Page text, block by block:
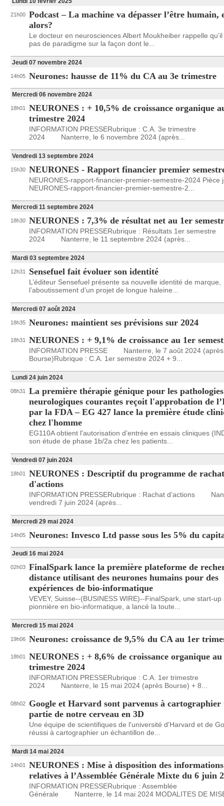
21h00 Podcast – La machine va dépasser l’être humain,
alors?
Le docteur en neurosciences Albert Moukheiber rappelle qu’il
pas de paradigme sur la façon dont le...
Jeudi 07 novembre 2024
14h05 Neurones: hausse de 11% du CA au 3e trimestre
Mercredi 06 novembre 2024
18h01
NEURONES : + 10,5% de croissance organique
trimestre 2024
INFORMATION PRESSERubrique : C.A. 3e trimestre
2024 Nanterre, le 6 novembre 2024 (après...
Vendredi 13 septembre 2024
15h30 NEURONES - Rapport financier premier
NEURONES-rapport-financier-premier-semestre-2024 Pièce
NEURONES-rapport-financier-premier-semestre-2...
Mercredi 11 septembre 2024
18h30 NEURONES : 7,3% de résultat net au 1er
INFORMATION PRESSERubrique : Résultats 1er semestre
2024 Nanterre, le 11 septembre 2024 (après...
Mardi 03 septembre 2024
12h31 Sensefuel fait évoluer son identité
L’éditeur Sensefuel présente sa nouvelle identité de marque,
l’aboutissement d’un projet de longue haleine...
Mercredi 07 août 2024
18h35 Neurones: maintient ses prévisions sur 2024
18h31 NEURONES : + 9,1% de croissance au 1er
INFORMATION PRESSE Nanterre, le 7 août 2024 (après
Bourse)Rubrique : C.A. 1er semestre 2024 + 9...
Lundi 24 juin 2024
08h31
La première thérapie génique pour les pathologies
neurologiques courantes reçoit l'approbation de
par la FDA – EG 427 lance la première étude
chez l'homme
EG110A obtient l'autorisation d’entrée en essais cliniques
son étude de phase 1b/2a chez les patients...
Vendredi 07 juin 2024
18h01
NEURONES : Descriptif du programme de rachat
d'actions
INFORMATION PRESSERubrique : Rachat d’actions
vendredi 7 juin 2024 (après...
Mercredi 29 mai 2024
14h05 Neurones: Invesco Ltd passe sous les 5% du
Jeudi 16 mai 2024
02h03 FinalSpark lance la première plateforme de
distance utilisant des neurones humains pour des
expériences de bio-informatique
VEVEY, Suisse--(BUSINESS WIRE)--FinalSpark, une start-up
pionnière en bio-informatique, a lancé la toute...
Mercredi 15 mai 2024
19h06 Neurones: croissance de 9,5% du CA au 1er
18h01
NEURONES : + 8,6% de croissance organique au
trimestre 2024
INFORMATION PRESSERubrique : C.A. 1er trimestre
2024 Nanterre, le 15 mai 2024 (après Bourse) + 8...
08h02
Google et Harvard sont parvenus à cartographier
partie de notre cerveau en 3D
Une équipe de scientifiques de l'université d'Harvard et de
réussi à cartographier un échantillon de...
Mardi 14 mai 2024
14h01
NEURONES : Mise à disposition des informations
relatives à l’Assemblée Générale Mixte du 6 juin
INFORMATION PRESSERubrique : Assemblée
Générale Nanterre, le 14 mai 2024 MODALITES DE